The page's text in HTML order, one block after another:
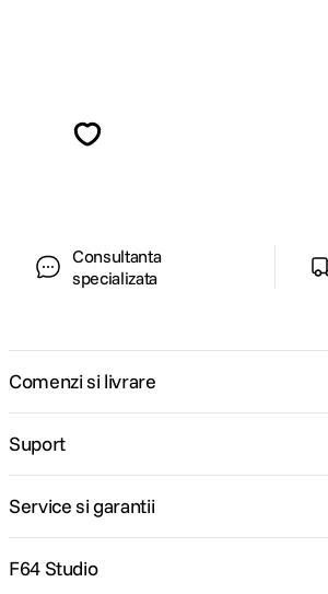
Consultanta
specializata
Comenzi si livrare
Suport
Service si garantii
F64 Studio